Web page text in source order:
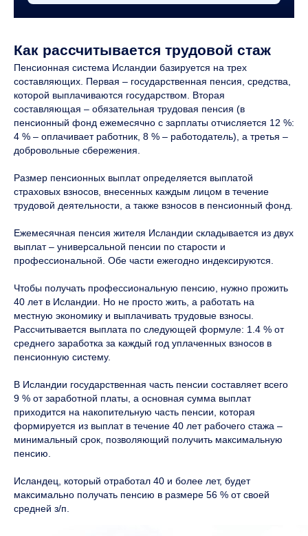
Как рассчитывается трудовой стаж
Пенсионная система Исландии базируется на трех
составляющих. Первая – государственная пенсия, средства,
которой выплачиваются государством. Вторая
составляющая – обязательная трудовая пенсия (в
пенсионный фонд ежемесячно с зарплаты отчисляется 12 %:
4 % – оплачивает работник, 8 % – работодатель), а третья –
добровольные сбережения.
Размер пенсионных выплат определяется выплатой
страховых взносов, внесенных каждым лицом в течение
трудовой деятельности, а также взносов в пенсионный фонд.
Ежемесячная пенсия жителя Исландии складывается из двух
выплат – универсальной пенсии по старости и
профессиональной. Обе части ежегодно индексируются.
Чтобы получать профессиональную пенсию, нужно прожить
40 лет в Исландии. Но не просто жить, а работать на
местную экономику и выплачивать трудовые взносы.
Рассчитывается выплата по следующей формуле: 1.4 % от
среднего заработка за каждый год уплаченных взносов в
пенсионную систему.
В Исландии государственная часть пенсии составляет всего
9 % от заработной платы, а основная сумма выплат
приходится на накопительную часть пенсии, которая
формируется из выплат в течение 40 лет рабочего стажа –
минимальный срок, позволяющий получить максимальную
пенсию.
Исландец, который отработал 40 и более лет, будет
максимально получать пенсию в размере 56 % от своей
средней з/п.